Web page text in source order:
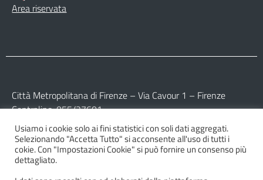
Area riservata
Città Metropolitana di Firenze – Via Cavour 1 – Firenze
Centralino: 055/27601
Partita IVA: 017 09 77 04 89
Codice Fiscale: 800 16 45 04 80
Usiamo i cookie solo ai fini statistici con soli dati aggregati.
Selezionando "Accetta Tutto" si acconsente all'uso di tutti i
cokie. Con "Impostazioni Cookie" si può fornire un consenso più
dettagliato.